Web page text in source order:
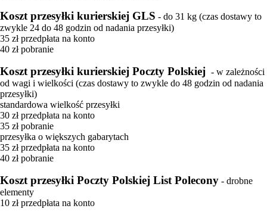
Koszt przesyłki kurierskiej GLS - do 31 kg (czas dostawy to
zwykle 24 do 48 godzin od nadania przesyłki)
35 zł przedpłata na konto
40 zł pobranie
Koszt przesyłki kurierskiej Poczty Polskiej - w zależności
od wagi i wielkości (czas dostawy to zwykle do 48 godzin od nadania
przesyłki)
standardowa wielkość przesyłki
30 zł przedpłata na konto
35 zł pobranie
przesyłka o większych gabarytach
35 zł przedpłata na konto
40 zł pobranie
Koszt przesyłki Poczty Polskiej List Polecony - drobne
elementy
10 zł przedpłata na konto